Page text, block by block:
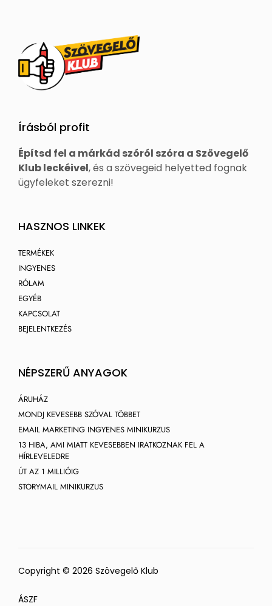
Írásból profit
Építsd fel a márkád szóról szóra a Szövegelő
Klub leckéivel, és a szövegeid helyetted fognak
ügyfeleket szerezni!
HASZNOS LINKEK
TERMÉKEK
INGYENES
RÓLAM
EGYÉB
KAPCSOLAT
BEJELENTKEZÉS
NÉPSZERŰ ANYAGOK
ÁRUHÁZ
MONDJ KEVESEBB SZÓVAL TÖBBET
EMAIL MARKETING INGYENES MINIKURZUS
13 HIBA, AMI MIATT KEVESEBBEN IRATKOZNAK FEL A
HÍRLEVELEDRE
ÚT AZ 1 MILLIÓIG
STORYMAIL MINIKURZUS
Copyright © 2026 Szövegelő Klub
ÁSZF